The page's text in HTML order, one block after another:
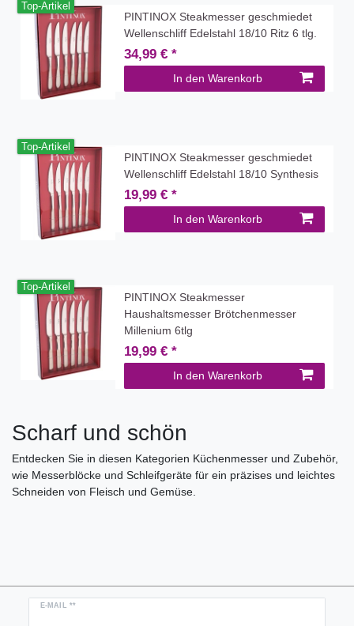
Top-Artikel
PINTINOX Steakmesser geschmiedet
Wellenschliff Edelstahl 18/10 Ritz 6 tlg.
34,99 € *
In den Warenkorb
Top-Artikel
PINTINOX Steakmesser geschmiedet
Wellenschliff Edelstahl 18/10 Synthesis
19,99 € *
In den Warenkorb
Top-Artikel
PINTINOX Steakmesser
Haushaltsmesser Brötchenmesser
Millenium 6tlg
19,99 € *
In den Warenkorb
Scharf und schön
Entdecken Sie in diesen Kategorien Küchenmesser und Zubehör,
wie Messerblöcke und Schleifgeräte für ein präzises und leichtes
Schneiden von Fleisch und Gemüse.
E-MAIL **
Newsletter